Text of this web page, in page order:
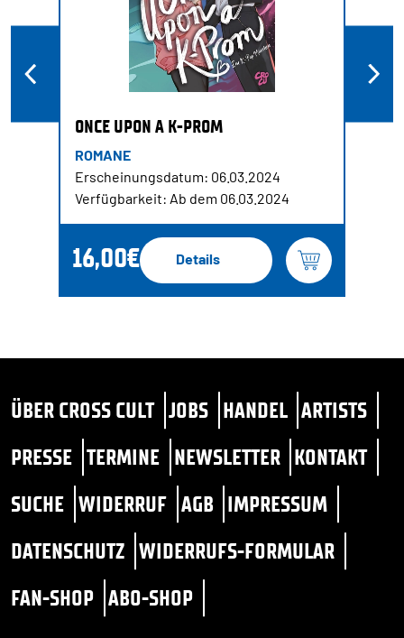
ONCE UPON A K-PROM
ROMANE
Erscheinungsdatum: 06.03.2024
Verfügbarkeit: Ab dem 06.03.2024
16,00€ Details
ÜBER CROSS CULT JOBS HANDEL ARTISTS
PRESSE TERMINE NEWSLETTER KONTAKT
SUCHE WIDERRUF AGB IMPRESSUM
DATENSCHUTZ WIDERRUFS-FORMULAR
FAN-SHOP ABO-SHOP